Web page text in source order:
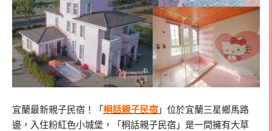
宜蘭最新親子民宿！「桐話親子民宿 」位於宜蘭三星鄉馬路
邊，入住粉紅色小城堡，「桐話親子民宿」是一間擁有大草